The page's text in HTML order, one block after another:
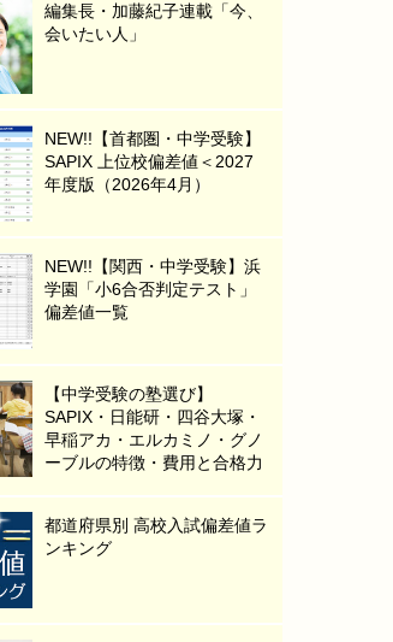
編集長・加藤紀子連載「今、
会いたい人」
NEW!!【首都圏・中学受験】
SAPIX 上位校偏差値＜2027
年度版（2026年4月）
NEW!!【関西・中学受験】浜
学園「小6合否判定テスト」
偏差値一覧
【中学受験の塾選び】
SAPIX・日能研・四谷大塚・
早稲アカ・エルカミノ・グノ
ーブルの特徴・費用と合格力
都道府県別 高校入試偏差値ラ
ンキング